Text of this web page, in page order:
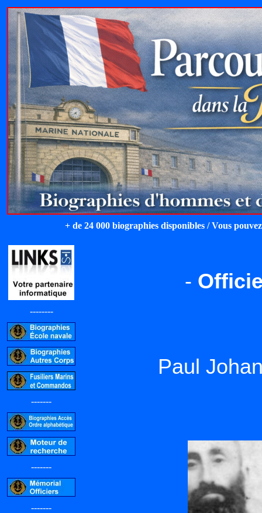
+ de 24 000 biographies disponibles / Vous
--------
-------
-------
-------
-
Paul